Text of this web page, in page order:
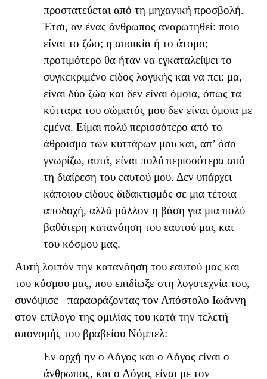
προστατεύεται από τη μηχανική προσβολή.
Έτσι, αν ένας άνθρωπος αναρωτηθεί: ποιο
είναι το ζώο; η αποικία ή το άτομο;
προτιμότερο θα ήταν να εγκαταλείψει το
συγκεκριμένο είδος λογικής και να πει: μα,
είναι δύο ζώα και δεν είναι όμοια, όπως τα
κύτταρα του σώματός μου δεν είναι όμοια με
εμένα. Είμαι πολύ περισσότερο από το
άθροισμα των κυττάρων μου και, απ’ όσο
γνωρίζω, αυτά, είναι πολύ περισσότερα από
τη διαίρεση του εαυτού μου. Δεν υπάρχει
κάποιου είδους διδακτισμός σε μια τέτοια
αποδοχή, αλλά μάλλον η βάση για μια πολύ
βαθύτερη κατανόηση του εαυτού μας και
του κόσμου μας.
Αυτή λοιπόν την κατανόηση του εαυτού μας και
του κόσμου μας, που επιδίωξε στη λογοτεχνία του,
συνόψισε –παραφράζοντας τον Απόστολο Ιωάννη–
στον επίλογο της ομιλίας του κατά την τελετή
απονομής του βραβείου Νόμπελ:
Εν αρχή ην ο Λόγος και ο Λόγος είναι ο
άνθρωπος, και ο Λόγος είναι με τον